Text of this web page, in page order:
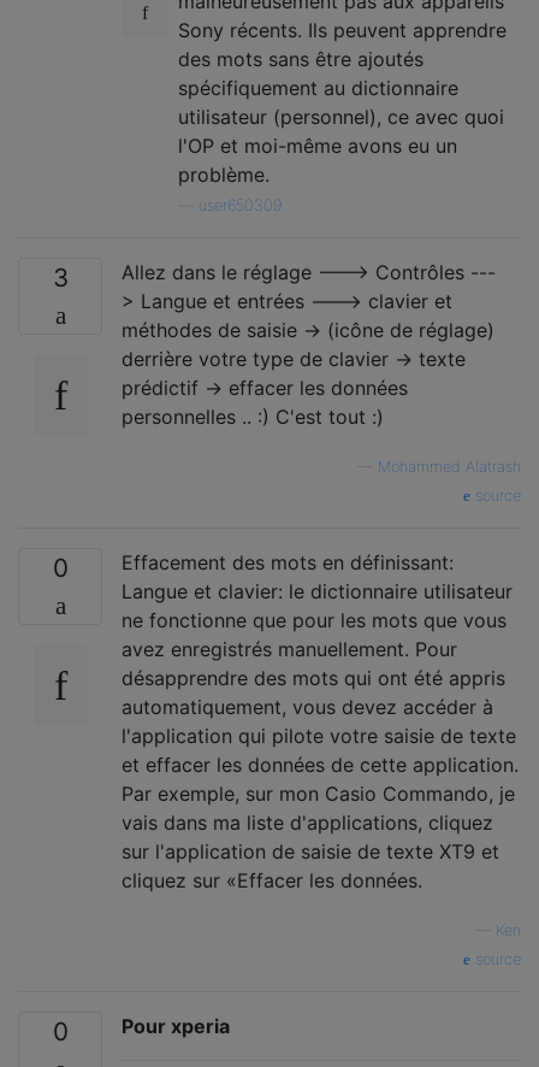
Sony récents. Ils peuvent apprendre
des mots sans être ajoutés
spécifiquement au dictionnaire
utilisateur (personnel), ce avec quoi
l'OP et moi-même avons eu un
problème.
user650309
3
Allez dans le réglage ---> Contrôles ---
> Langue et entrées ---> clavier et
méthodes de saisie -> (icône de réglage)
derrière votre type de clavier -> texte
prédictif -> effacer les données
personnelles .. :) C'est tout :)
Mohammed Alatrash
source
0
Effacement des mots en définissant:
Langue et clavier: le dictionnaire utilisateur
ne fonctionne que pour les mots que vous
avez enregistrés manuellement. Pour
désapprendre des mots qui ont été appris
automatiquement, vous devez accéder à
l'application qui pilote votre saisie de texte
et effacer les données de cette application.
Par exemple, sur mon Casio Commando, je
vais dans ma liste d'applications, cliquez
sur l'application de saisie de texte XT9 et
cliquez sur «Effacer les données.
Ken
source
0 Pour xperia